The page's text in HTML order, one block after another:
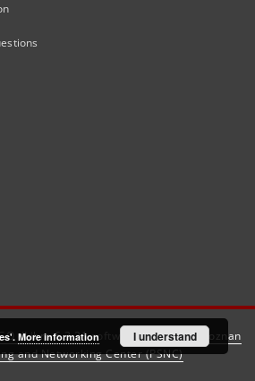
dLibra 6.3.21software created by
Poznan
and Networking Center (PSNC)
More information I understand